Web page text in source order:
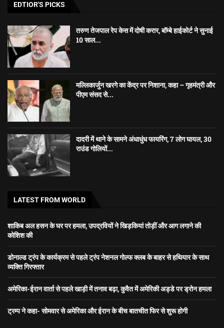
EDTIOR'S PICKS
तरुण तेजपाल रेप केस में दोषी करार, बॉम्बे हाईकोर्ट ने सुनाई
10 साल...
मल्लिकार्जुन खरगे का केंद्र पर निशाना, कहा – गृहमंत्री और
पीएम संसद से...
दादरी में थाने के सामने अंधाधुंध फायरिंग, 7 लोग घायल, 30
राउंड गोलियों...
LATEST FROM WORLD
शाकिब अल हसन के घर पर हमला, उपद्रवियों ने खिड़कियां तोड़ीं और आग लगाने की
कोशिश की
डोनाल्ड ट्रंप के कार्यक्रम से पहले ट्रंप नेशनल गोल्फ क्लब के बाहर से हथियार के साथ
व्यक्ति गिरफ्तार
अमेरिका-ईरान वार्ता से पहले खाड़ी में तनाव बढ़ा, कुवैत में अमेरिकी अड्डे पर ड्रोन हमला
ट्रम्प ने कहा- सोमवार से अमेरिका और ईरान के बीच बातचीत फिर से शुरू होगी